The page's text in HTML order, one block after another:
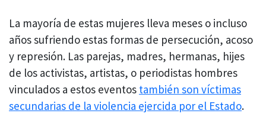
La mayoría de estas mujeres lleva meses o incluso
años sufriendo estas formas de persecución, acoso
y represión. Las parejas, madres, hermanas, hijes
de los activistas, artistas, o periodistas hombres
vinculados a estos eventos también son víctimas
secundarias de la violencia ejercida por el Estado.